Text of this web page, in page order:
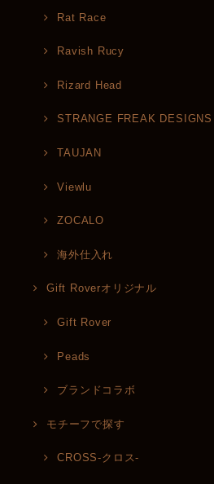
Rat Race
Ravish Rucy
Rizard Head
STRANGE FREAK DESIGNS
TAUJAN
Viewlu
ZOCALO
海外仕入れ
Gift Roverオリジナル
Gift Rover
Peads
ブランドコラボ
モチーフで探す
CROSS-クロス-